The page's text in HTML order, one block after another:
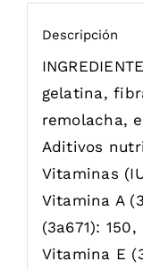
Descripción
gelatina,
remolacha,
Aditivos
Vitaminas
Vitamina A
(3a671): 150,
Vitamina E